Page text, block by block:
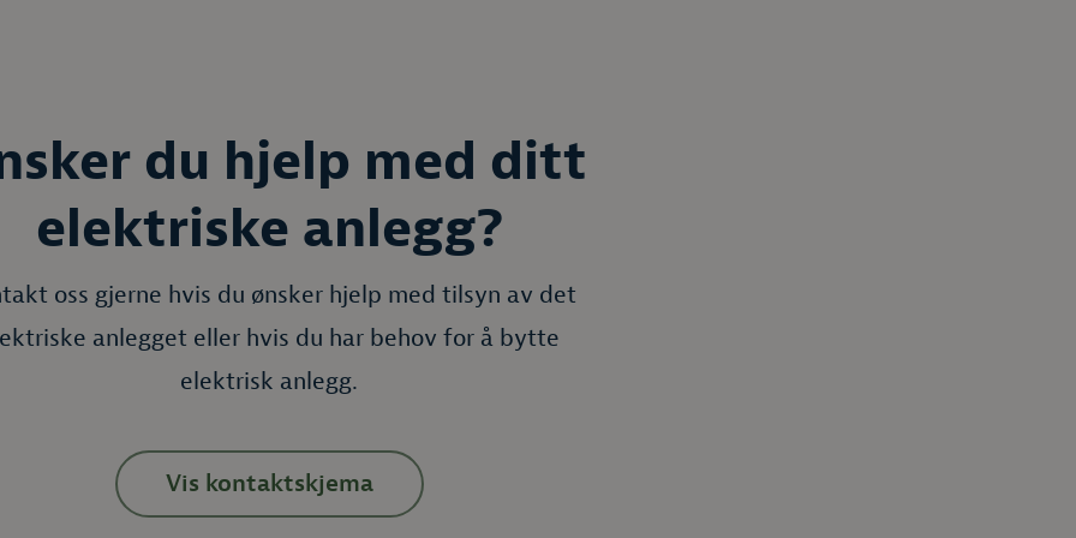
du hjelp med ditt
elektriske anlegg?
oss gjerne hvis du ønsker hjelp med tilsyn av det
anlegget eller hvis du har behov for å bytte
elektrisk anlegg.
Vis kontaktskjema